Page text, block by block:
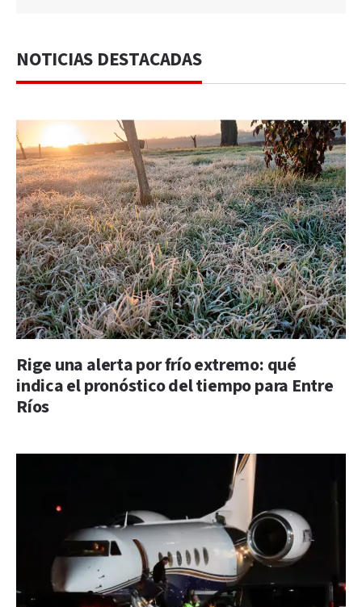
NOTICIAS DESTACADAS
Rige una alerta por frío extremo: qué
indica el pronóstico del tiempo para Entre
Ríos